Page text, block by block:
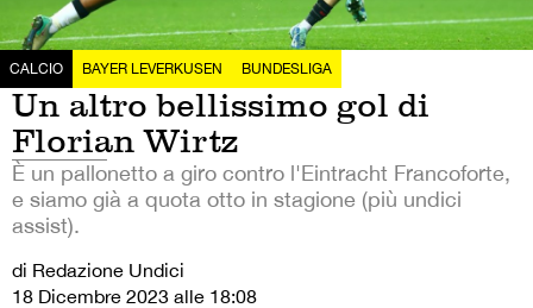
CALCIO BAYER LEVERKUSEN BUNDESLIGA
Un altro bellissimo gol di
Florian Wirtz
È un pallonetto a giro contro l'Eintracht Francoforte,
e siamo già a quota otto in stagione (più undici
assist).
di Redazione Undici
18 Dicembre 2023 alle 18:08